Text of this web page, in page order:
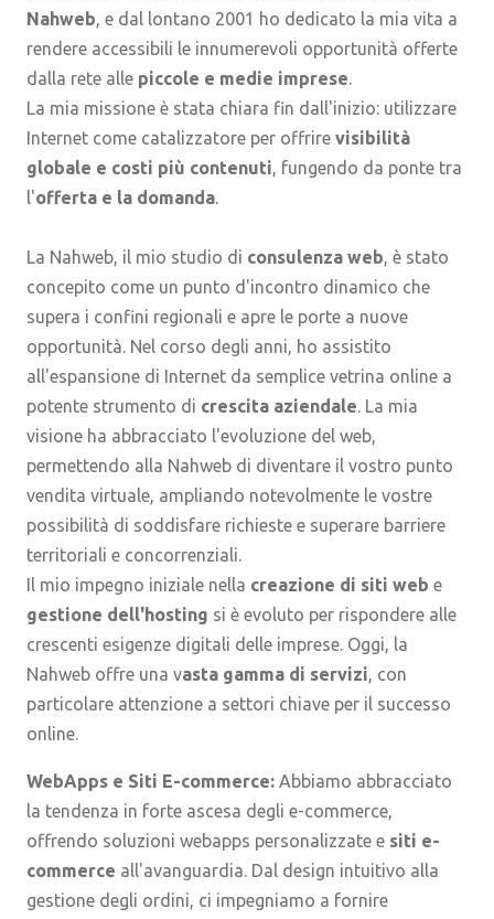
Nahweb, e dal lontano 2001 ho dedicato la mia vita a
rendere accessibili le innumerevoli opportunità offerte
dalla rete alle piccole e medie imprese.
La mia missione è stata chiara fin dall'inizio: utilizzare
Internet come catalizzatore per offrire visibilità
globale e costi più contenuti, fungendo da ponte tra
l'offerta e la domanda.
La Nahweb, il mio studio di consulenza web, è stato
concepito come un punto d'incontro dinamico che
supera i confini regionali e apre le porte a nuove
opportunità. Nel corso degli anni, ho assistito
all'espansione di Internet da semplice vetrina online a
potente strumento di crescita aziendale. La mia
visione ha abbracciato l'evoluzione del web,
permettendo alla Nahweb di diventare il vostro punto
vendita virtuale, ampliando notevolmente le vostre
possibilità di soddisfare richieste e superare barriere
territoriali e concorrenziali.
Il mio impegno iniziale nella creazione di siti web e
gestione dell'hosting si è evoluto per rispondere alle
crescenti esigenze digitali delle imprese. Oggi, la
Nahweb offre una vasta gamma di servizi, con
particolare attenzione a settori chiave per il successo
online.
WebApps e Siti E-commerce: Abbiamo abbracciato
la tendenza in forte ascesa degli e-commerce,
offrendo soluzioni webapps personalizzate e siti e-
commerce all'avanguardia. Dal design intuitivo alla
gestione degli ordini, ci impegniamo a fornire